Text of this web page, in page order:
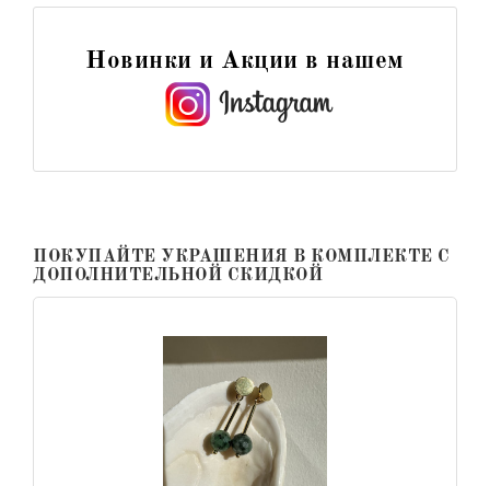
Новинки и Акции в нашем
ПОКУПАЙТЕ УКРАШЕНИЯ В КОМПЛЕКТЕ С
ДОПОЛНИТЕЛЬНОЙ СКИДКОЙ